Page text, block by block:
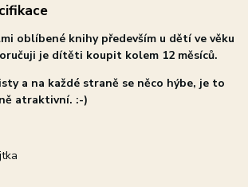
oblíbené knihy především u dětí ve věku
je dítěti koupit kolem 12 měsíců.
a na každé straně se něco hýbe, je to
atraktivní. :-)